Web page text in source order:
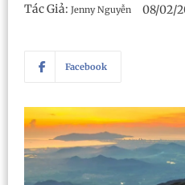
Tác Giả: Jenny Nguyễn 08/02/
Facebook